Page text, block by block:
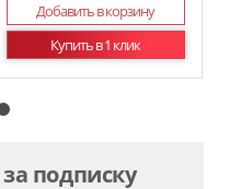
Добавить в корзину
Купить в 1 клик
подписку